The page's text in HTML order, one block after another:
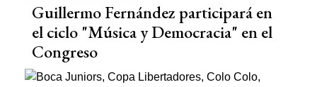
Guillermo Fernández participará en
el ciclo "Música y Democracia" en el
Congreso